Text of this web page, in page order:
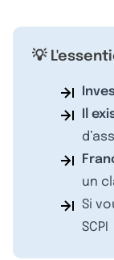
💡
Il
un
Si
SCPI